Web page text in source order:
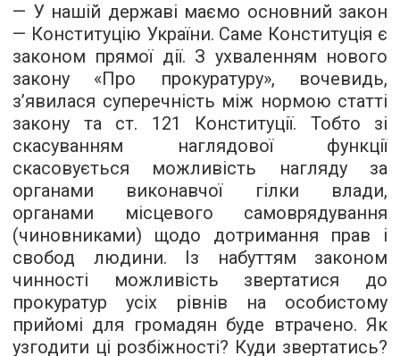
— У нашій державі маємо основний закон
— Конституцію України. Саме Конституція є
законом прямої дії. З ухваленням нового
закону «Про прокуратуру», вочевидь,
з’явилася суперечність між нормою статті
закону та ст. 121 Конституції. Тобто зі
скасуванням наглядової функції
скасовується можливість нагляду за
органами виконавчої гілки влади,
органами місцевого самоврядування
(чиновниками) щодо дотримання прав і
свобод людини. Із набуттям законом
чинності можливість звертатися до
прокуратур усіх рівнів на особистому
прийомі для громадян буде втрачено. Як
узгодити ці розбіжності? Куди звертатись?